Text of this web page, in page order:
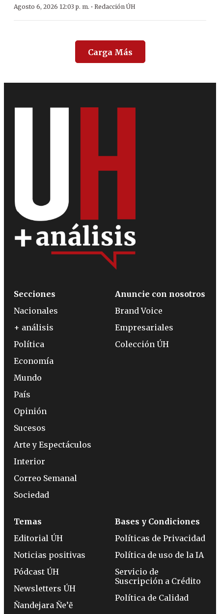
Agosto 6, 2026 12:03 p. m. · Redacción ÚH
Carga Más
Secciones
Nacionales
+ análisis
Política
Economía
Mundo
País
Opinión
Sucesos
Arte y Espectáculos
Interior
Correo Semanal
Sociedad
Anuncie con nosotros
Brand Voice
Empresariales
Colección ÚH
Temas
Editorial ÚH
Noticias positivas
Pódcast ÚH
Newsletters ÚH
Ñandejara Ñe’ẽ
Bases y Condiciones
Políticas de Privacidad
Política de uso de la IA
Servicio de
Suscripción a Crédito
Política de Calidad